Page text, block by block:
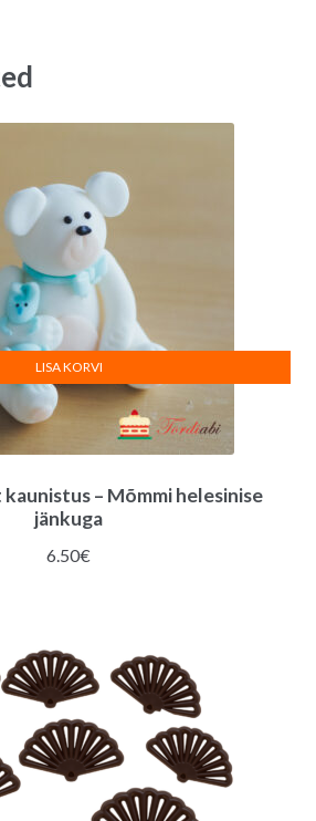
– Mõmmi helesinise
jänkuga
6.50€
LISA KORVI